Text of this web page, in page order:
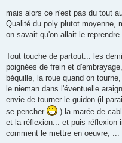
mais alors ce n'est pas du tout
Qualité du poly plutot moyenne,
on savait qu'on allait le
Tout touche de partout... les
poignées de frein et
béquille, la roue quand on
le nieman dans l'éventuelle
envie de tourner le guidon (il
se pencher
) la marée de
et la réflexion... et puis réflexion
comment le mettre en oeuvre, ...